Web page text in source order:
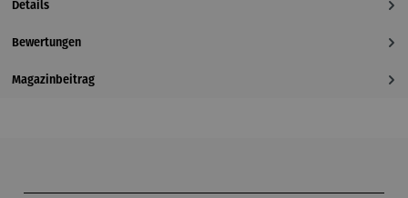
Details
Bewertungen
Magazinbeitrag